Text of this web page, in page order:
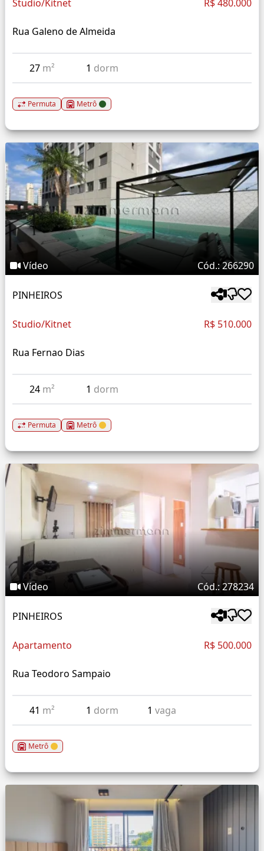
Studio/Kitnet R$ 480.000
Rua Galeno de Almeida
27 m² 1 dorm
Permuta Metrô
Vídeo Cód.: 266290
PINHEIROS
Studio/Kitnet R$ 510.000
Rua Fernao Dias
24 m² 1 dorm
Permuta Metrô
Vídeo Cód.: 278234
PINHEIROS
Apartamento R$ 500.000
Rua Teodoro Sampaio
41 m² 1 dorm 1vaga
Metrô